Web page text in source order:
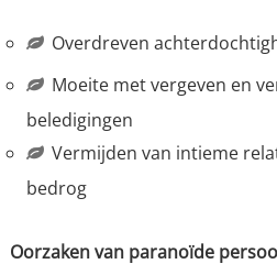
Overdreven
Moeite met vergeven en
beledigingen
Vermijden van intieme
bedrog
Oorzaken van paranoïde